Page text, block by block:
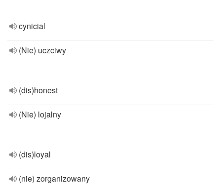
cynicial
(Nie) uczciwy
(dis)honest
(Nie) lojalny
(dis)loyal
(nie) zorganizowany